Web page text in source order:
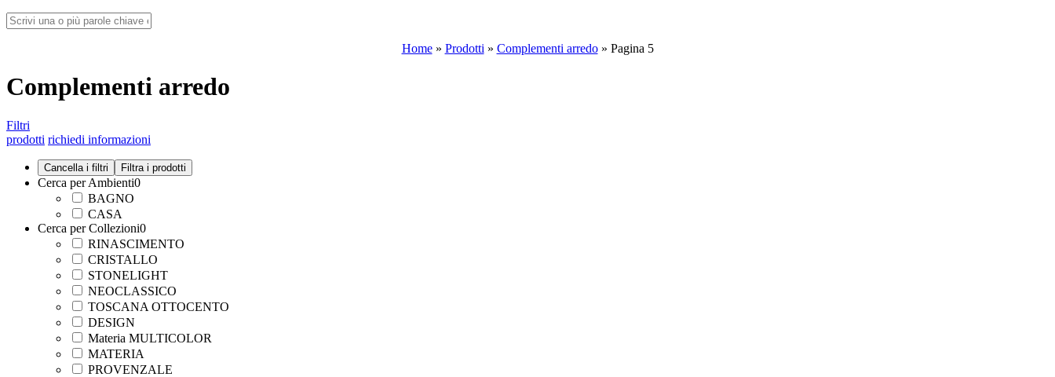
Home» Prodotti » Complementi arredo» Pagina 5
Complementi arredo
Filtri
prodotti richiedi informazioni
Cerca per Ambienti0
BAGNO
CASA
Cerca per Collezioni0
RINASCIMENTO
CRISTALLO
STONELIGHT
NEOCLASSICO
TOSCANA OTTOCENTO
DESIGN
Materia MULTICOLOR
MATERIA
PROVENZALE